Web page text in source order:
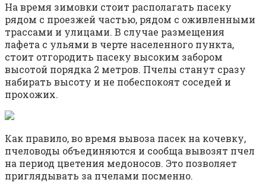
На время зимовки стоит располагать пасеку
рядом с проезжей частью, рядом с оживленными
трассами и улицами. В случае размещения
лафета с ульями в черте населенного пункта,
стоит отгородить пасеку высоким забором
высотой порядка 2 метров. Пчелы станут сразу
набирать высоту и не побеспокоят соседей и
прохожих.
Как правило, во время вывоза пасек на кочевку,
пчеловоды объединяются и сообща вывозят пчел
на период цветения медоносов. Это позволяет
приглядывать за пчелами посменно.